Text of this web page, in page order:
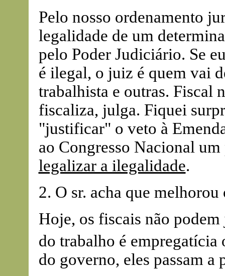
Pelo nosso ordenamento
legalidade de um
pelo Poder Judiciário. Se
é ilegal, o juiz é quem vai
trabalhista e outras. Fiscal
fiscaliza, julga. Fiquei
"justificar" o veto à
ao Congresso Nacional
legalizar a ilegalidade.
2. O sr. acha que
Hoje, os fiscais não
do trabalho é empregatícia
do governo, eles passam